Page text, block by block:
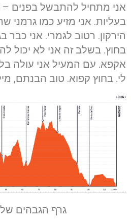
אני מתחיל להתבשל בפנים
בעליות. אני מזיע כמו גרמני
הירקון. רטוב לגמרי. אני כבר
בחוץ. בשלב זה אני לא יכול
אקפא. עם המעיל אני עולה
לי. בחוץ קפוא. טוב הבנתם,
גרף הגבהים